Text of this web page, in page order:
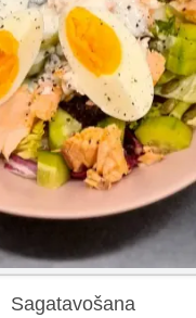
Sagatavošana